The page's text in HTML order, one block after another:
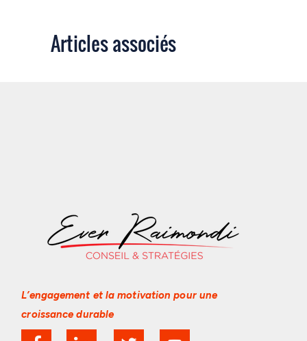
Articles associés
L’engagement et la motivationpour une
croissance durable